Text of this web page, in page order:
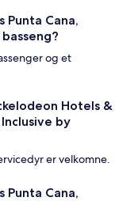
Punta Cana,
og et
Hotels &
by
er velkomne.
Punta Cana,